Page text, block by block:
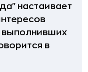
настаивает
выполнивших
в